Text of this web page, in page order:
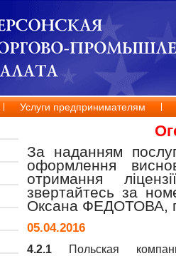
Услуги предпринимателям
За наданням
оформлення
отримання
звертайтесь за
Оксана ФЕДОТОВА,
05.04.2016
4.2.1 Польская